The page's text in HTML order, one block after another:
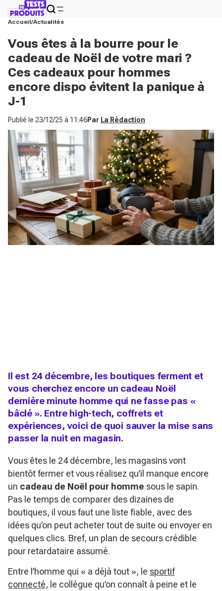
Accueil Actualités
Vous êtes à la bourre pour le
cadeau de Noël de votre mari ?
Ces cadeaux pour hommes
encore dispo évitent la panique à
J-1
Publié le 23/12/25 à 11:46Par La Rédaction
Il est 24 décembre, les boutiques ferment et
vous cherchez encore un cadeau Noël
dernière minute homme qui ne fasse pas «
bâclé ». Entre high-tech, coffrets et
expériences, voici de quoi sauver la mise sans
passer la nuit en magasin.
Vous êtes le 24 décembre, les magasins vont
bientôt fermer et vous réalisez qu’il manque encore
un cadeau de Noël pour homme sous le sapin.
Pas le temps de comparer des dizaines de
boutiques, il vous faut une liste fiable, avec des
idées qu’on peut acheter tout de suite ou envoyer en
quelques clics. Bref, un plan de secours crédible
pour retardataire assumé.
Entre l’homme qui « a déjà tout », le sportif
connecté, le collègue qu’on connaît à peine et le